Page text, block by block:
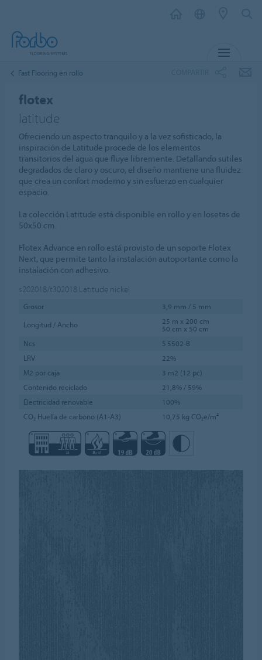
Fast Flooring en rollo
flotex
latitude
Ofreciendo un aspecto tranquilo y a la vez sofisticado, la
inspiración de Latitude procede de los elementos
transitorios del agua que fluye libremente. Detallando sutiles
degradados de claro y oscuro, el diseño mantiene una fluidez
que crea un confort moderno y sin esfuerzo en cualquier
espacio.
La colección Latitude está disponible en rollo y en losetas de
50x50 cm.
Flotex Advance en rollo está provisto de un soporte Flotex
Next, que permite tanto la instalación autoportante como la
instalación con adhesivo.
s202018/t302018 Latitude nickel
Grosor
3,9 mm / 5 mm
Longitud / Ancho
25 m x 200 cm
50 cm x 50 cm
Ncs
S 5502-B
LRV
22%
M2 por caja
3 m2 (12 pc)
Contenido reciclado
21,8% / 59%
Electricidad renovable
100%
CO₂ Huella de carbono (A1-A3)
10,75 kg CO₂e/m²